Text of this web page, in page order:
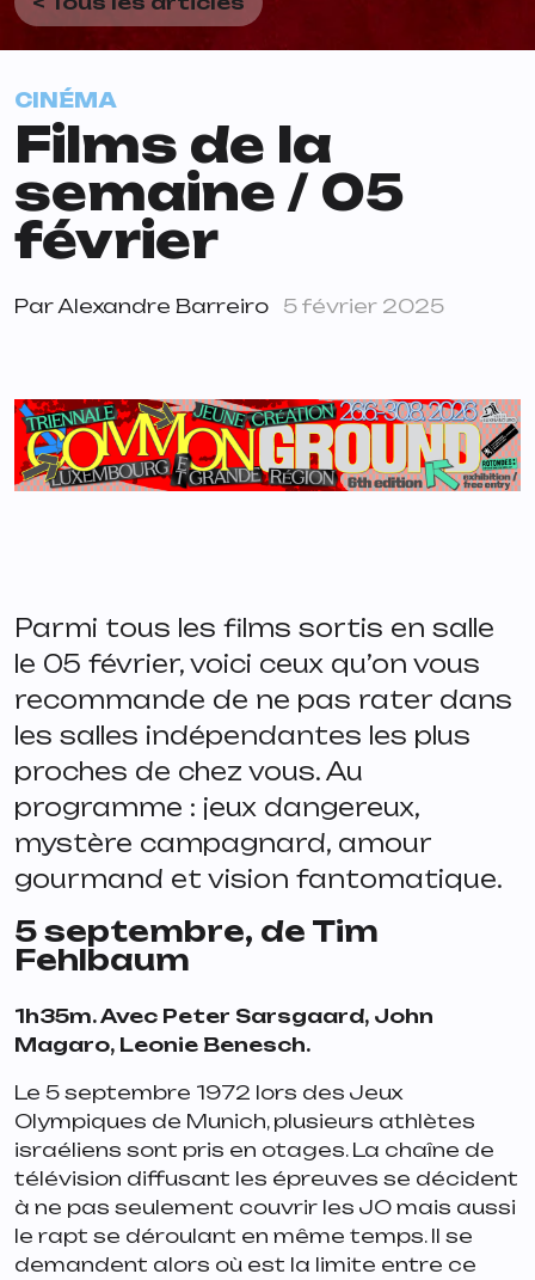
CINÉMA
Films de la
semaine / 05
février
ParAlexandre Barreiro 5 février 2025
Parmi tous les films sortis en salle
le 05 février, voici ceux qu’on vous
recommande de ne pas rater dans
les salles indépendantes les plus
proches de chez vous. Au
programme : jeux dangereux,
mystère campagnard, amour
gourmand et vision fantomatique.
5 septembre, de Tim
Fehlbaum
1h35m. Avec Peter Sarsgaard, John
Magaro, Leonie Benesch.
Le 5 septembre 1972 lors des Jeux
Olympiques de Munich, plusieurs athlètes
israéliens sont pris en otages. La chaîne de
télévision diffusant les épreuves se décident
à ne pas seulement couvrir les JO mais aussi
le rapt se déroulant en même temps. Il se
demandent alors où est la limite entre ce